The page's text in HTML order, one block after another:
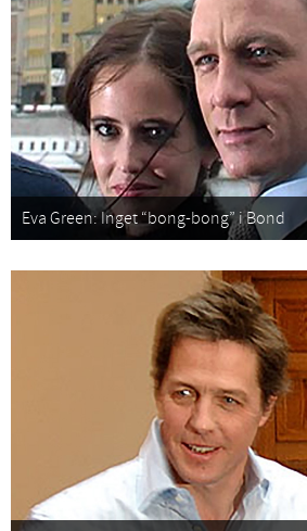
Eva Green: Inget “bong-bong” i Bond